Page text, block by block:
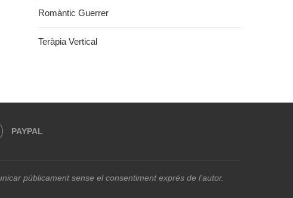
Romàntic Guerrer
Teràpia Vertical
PAYPAL
públicament sense el consentiment exprés de l’autor.